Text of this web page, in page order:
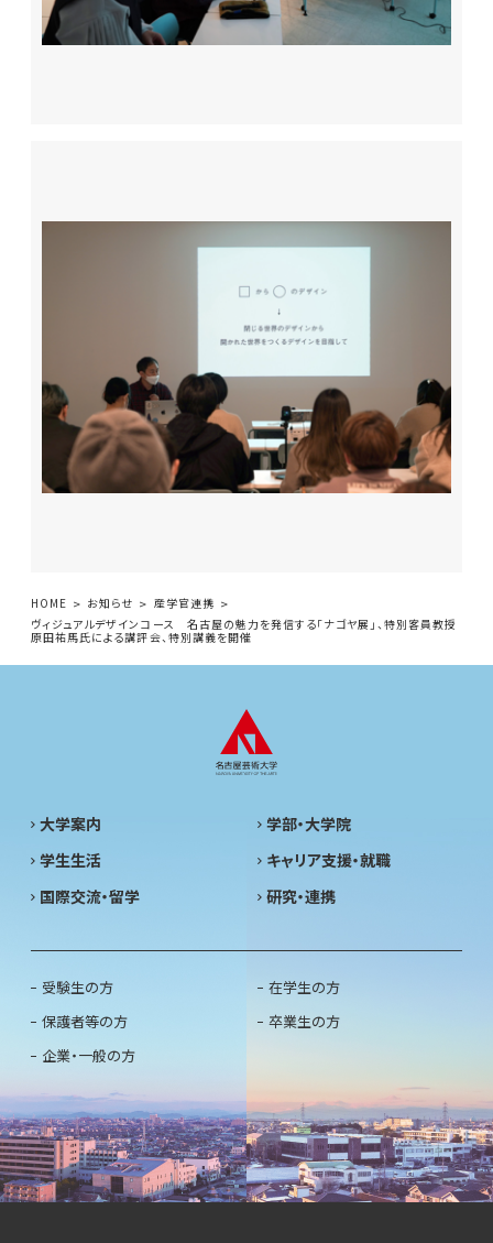
HOME お知らせ
産学官連携
ヴィジュアルデザインコース 名古屋の魅力を発信する「ナゴヤ展」、特別客員教授
原田祐馬氏による講評会、特別講義を開催
大学案内
学部・大学院
学生生活
キャリア支援・就職
国際交流・留学
研究・連携
受験生の方
在学生の方
保護者等の方
卒業生の方
企業・一般の方